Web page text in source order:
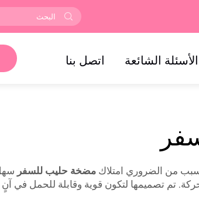
الأسئلة الشائعة اتصل بنا
من الضروري امتلاك مضخة حليب للسفر
تم تصميمها لتكون قوية وقابلة للحمل في